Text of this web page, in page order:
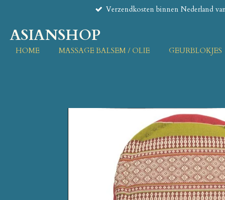
naar
de
hoofdinhoud
Verzendkosten binnen Nederland
ASIANSHOP
HOME MASSAGE BALSEM / OLIE GEURBLOKJES